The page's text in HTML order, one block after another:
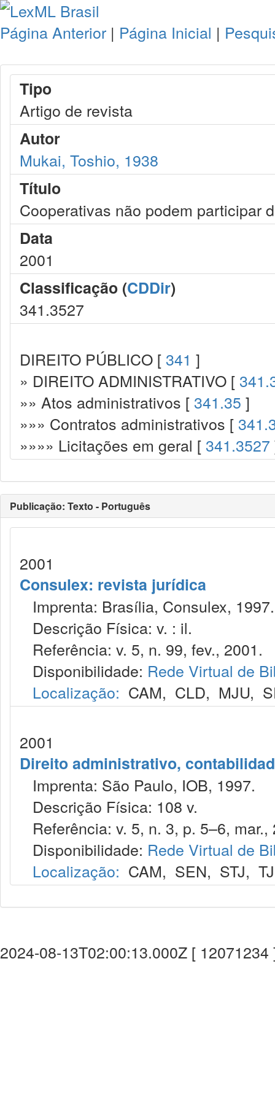
Página Anterior | Página Inicial |
Tipo
Artigo de revista
Autor
Mukai, Toshio, 1938
Título
Cooperativas não podem participar
Data
2001
Classificação (CDDir)
341.3527
DIREITO PÚBLICO [ 341 ]
» DIREITO ADMINISTRATIVO [
»» Atos administrativos [ 341.35 ]
»»» Contratos administrativos [
»»»» Licitações em geral [ 341.3527
Publicação: Texto - Português
2001
Consulex: revista jurídica
Imprenta: Brasília, Consulex, 1997.
Descrição Física: v. : il.
Referência: v. 5, n. 99, fev., 2001.
Disponibilidade: Rede Virtual de
Localização: CAM, CLD, MJU,
2001
Direito administrativo,
Imprenta: São Paulo, IOB, 1997.
Descrição Física: 108 v.
Referência: v. 5, n. 3, p. 5–6, mar.,
Disponibilidade: Rede Virtual de
Localização: CAM, SEN, STJ,
2024-08-13T02:00:13.000Z [ 12071234